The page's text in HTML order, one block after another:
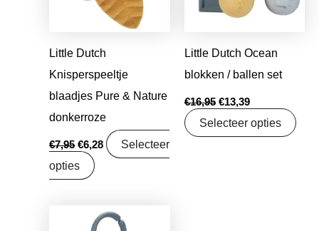
Little Dutch
Knisperspeeltje
blaadjes Pure & Nature
donkerroze
€7,95 €6,28
Selecteer
opties
Little Dutch Ocean
blokken / ballen set
€16,95 €13,39
Selecteer opties
Oorspronkelijke
prijs
Huidige
prijs